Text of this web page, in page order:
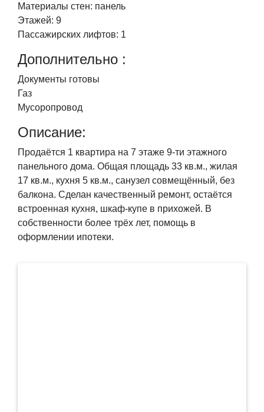
Материалы стен: панель
Этажей: 9
Пассажирских лифтов: 1
Дополнительно :
Документы готовы
Газ
Мусоропровод
Описание:
Продаётся 1 квартира на 7 этаже 9-ти этажного
панельного дома. Общая площадь 33 кв.м., жилая
17 кв.м., кухня 5 кв.м., санузел совмещённый, без
балкона. Сделан качественный ремонт, остаётся
встроенная кухня, шкаф-купе в прихожей. В
собственности более трёх лет, помощь в
оформлении ипотеки.